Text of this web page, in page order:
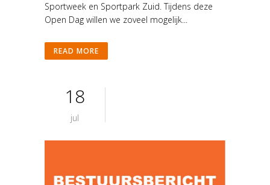
Sportweek en Sportpark Zuid. Tijdens deze
Open Dag willen we zoveel mogelijk...
READ MORE
18
jul